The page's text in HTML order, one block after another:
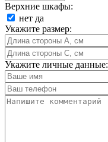
Верхние шкафы:
нет да
Укажите размер:
Укажите личные данные: